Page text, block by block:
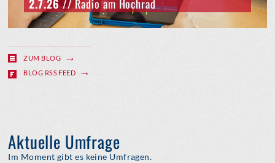
2.7.26// Radio am Hochrad
ZUM BLOG
BLOG RSS FEED
Aktuelle Umfrage
Im Moment gibt es keine Umfragen.